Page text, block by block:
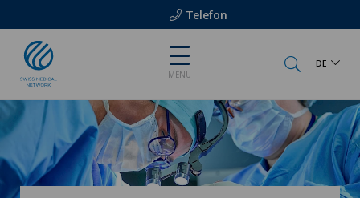
Telefon
MENU
DE